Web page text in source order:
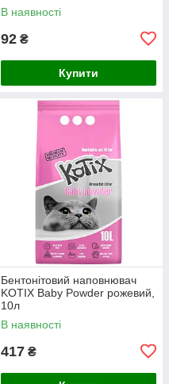
В наявності
92 ₴
Купити
Бентонітовий наповнювач
KOTIX Baby Powder рожевий,
10л
В наявності
417 ₴